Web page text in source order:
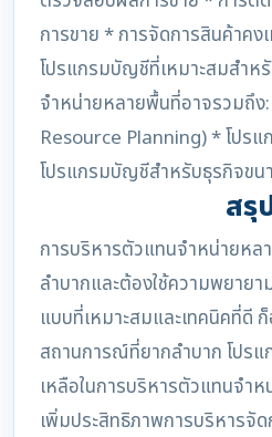
การขาย * การจัดการสินค้าคง
โปรแกรมบัญชีที่เหมาะสมสำห
จำหน่ายหลายพื้นที่อาจรวมถึง
Resource Planning) * โปร
โปรแกรมบัญชีสำหรับธุรกิจขน
สรุ
การบริหารตัวแทนจำหน่ายหล
ลำบากและต้องใช้ความพยาย
แบบที่เหมาะสมและเทคนิคที่ดี
สถานการณ์ที่ยากลำบาก โปร
เหลือในการบริหารตัวแทนจำ
เพิ่มประสิทธิภาพการบริหารจั